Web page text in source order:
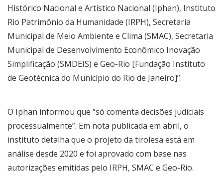
Histórico Nacional e Artístico Nacional (Iphan), Instituto
Rio Patrimônio da Humanidade (IRPH), Secretaria
Municipal de Meio Ambiente e Clima (SMAC), Secretaria
Municipal de Desenvolvimento Econômico Inovação
Simplificação (SMDEIS) e Geo-Rio [Fundação Instituto
de Geotécnica do Município do Rio de Janeiro]”.
O Iphan informou que “só comenta decisões judiciais
processualmente”. Em nota publicada em abril, o
instituto detalha que o projeto da tirolesa está em
análise desde 2020 e foi aprovado com base nas
autorizações emitidas pelo IRPH, SMAC e Geo-Rio.